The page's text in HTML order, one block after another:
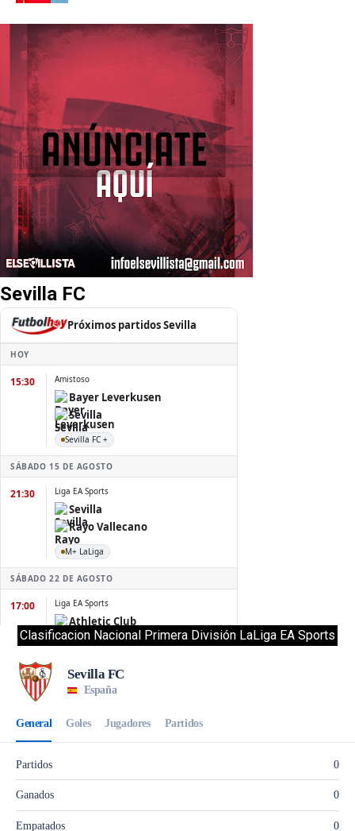
Sevilla FC
Clasificacion Nacional Primera División LaLiga EA Sports